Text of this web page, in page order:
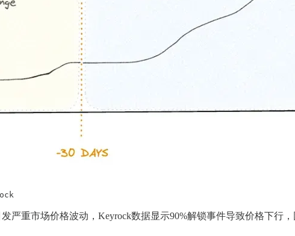
严重市场价格波动，Keyrock数据显示90%解锁事件导致价格下行，